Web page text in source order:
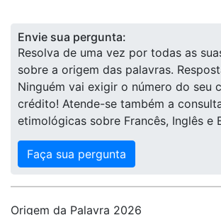
Envie sua pergunta:
Resolva de uma vez por todas as
sobre a origem das palavras.
Ninguém vai exigir o número do seu
crédito! Atende-se também a
etimológicas sobre Francês, Inglês e
Faça sua pergunta
Origem da Palavra 2026